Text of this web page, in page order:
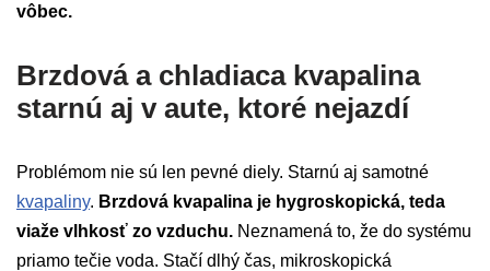
vôbec.
Brzdová a chladiaca kvapalina
starnú aj v aute, ktoré nejazdí
Problémom nie sú len pevné diely. Starnú aj samotné
kvapaliny. Brzdová kvapalina je hygroskopická, teda
viaže vlhkosť zo vzduchu. Neznamená to, že do systému
priamo tečie voda. Stačí dlhý čas, mikroskopická